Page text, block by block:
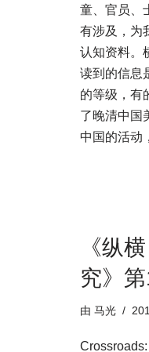
童、官员、
有涉及，为
认知资料。
读到的信息
的等级，有
了晚清中国
中国的活动
《纵
究》
由 马光